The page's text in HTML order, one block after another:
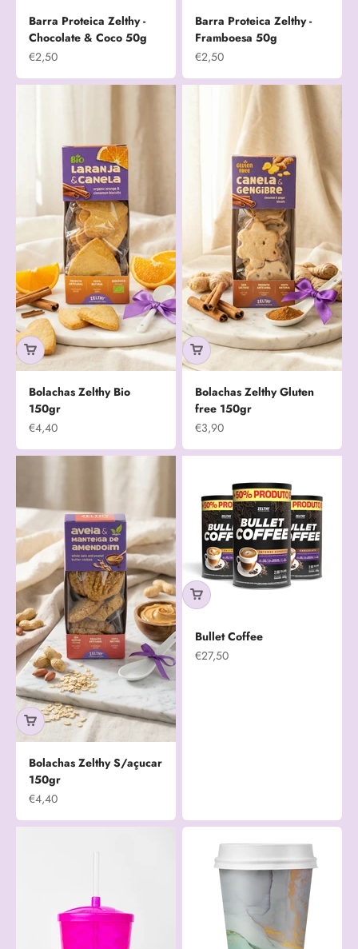
Barra Proteica Zelthy -
Chocolate & Coco 50g
Prix de vente
€2,50
Barra Proteica Zelthy -
Framboesa 50g
Prix de vente
€2,50
Bolachas Zelthy Bio
150gr
Prix de vente
€4,40
Bolachas Zelthy Gluten
free 150gr
Prix de vente
€3,90
Bolachas Zelthy S/açucar
150gr
Prix de vente
€4,40
Bullet Coffee
Prix de vente
€27,50